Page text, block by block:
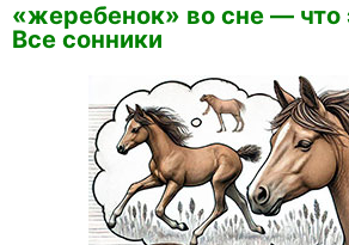
«жеребенок» во сне — что
Все сонники